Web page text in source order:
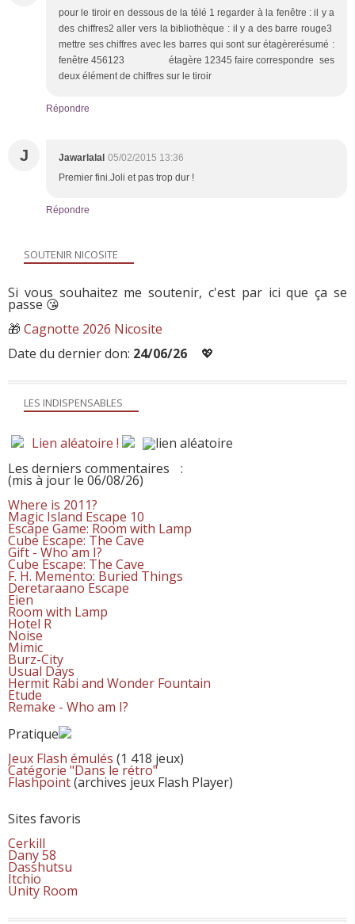
pour le tiroir en dessous de la télé 1 regarder à la fenêtre : il y a
des chiffres2 aller vers la bibliothèque : il y a des barre rouge3
mettre ses chiffres avec les barres qui sont sur étagèrerésumé :
fenêtre 456123 étagère 12345 faire correspondre ses
deux élément de chiffres sur le tiroir
Répondre
J Jawarlalal 05/02/2015 13:36
Premier fini.Joli et pas trop dur !
Répondre
LES INDISPENSABLES
Lien aléatoire !
Les derniers commentaires
:
(mis à jour le 06/08/26)
Where is 2011?
Magic Island Escape 10
Escape Game: Room with Lamp
Cube Escape: The Cave
Gift - Who am I?
Cube Escape: The Cave
F. H. Memento: Buried Things
Deretaraano Escape
Eien
Room with Lamp
Hotel R
Noise
Mimic
Burz-City
Usual Days
Hermit Rabi and Wonder Fountain
Etude
Remake - Who am I?
Pratique
Jeux Flash émulés (1 418 jeux)
Catégorie "Dans le rétro"
Flashpoint(archives jeux Flash Player)
Sites favoris
Cerkill
Dany 58
Dasshutsu
Itchio
Unity Room
SOUTENIR NICOSITE
Si vous souhaitez me soutenir, c'est par ici que ça se
passe 😘
🎁 Cagnotte 2026 Nicosite
Date du dernier don: 24/06/26 💖